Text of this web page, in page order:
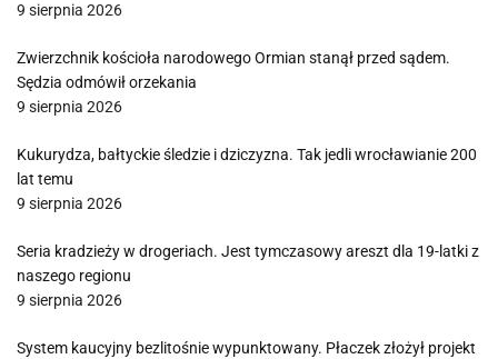
9 sierpnia 2026
Zwierzchnik kościoła narodowego Ormian stanął przed sądem.
Sędzia odmówił orzekania
9 sierpnia 2026
Kukurydza, bałtyckie śledzie i dziczyzna. Tak jedli wrocławianie 200
lat temu
9 sierpnia 2026
Seria kradzieży w drogeriach. Jest tymczasowy areszt dla 19-latki z
naszego regionu
9 sierpnia 2026
System kaucyjny bezlitośnie wypunktowany. Płaczek złożył projekt